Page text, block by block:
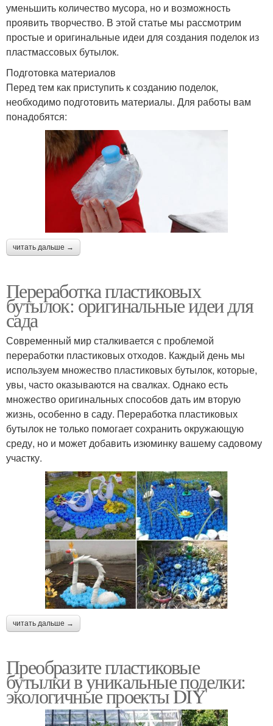
уменьшить количество мусора, но и возможность
проявить творчество. В этой статье мы рассмотрим
простые и оригинальные идеи для создания поделок из
пластмассовых бутылок.
Подготовка материалов
Перед тем как приступить к созданию поделок,
необходимо подготовить материалы. Для работы вам
понадобятся:
читать дальше →
Переработка пластиковых
бутылок: оригинальные идеи для
сада
Современный мир сталкивается с проблемой
переработки пластиковых отходов. Каждый день мы
используем множество пластиковых бутылок, которые,
увы, часто оказываются на свалках. Однако есть
множество оригинальных способов дать им вторую
жизнь, особенно в саду. Переработка пластиковых
бутылок не только помогает сохранить окружающую
среду, но и может добавить изюминку вашему садовому
участку.
читать дальше →
Преобразите пластиковые
бутылки в уникальные поделки:
экологичные проекты DIY